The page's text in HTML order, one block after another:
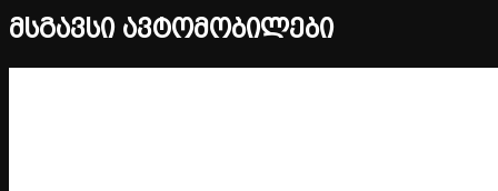
მსგავსი ავტომობილები